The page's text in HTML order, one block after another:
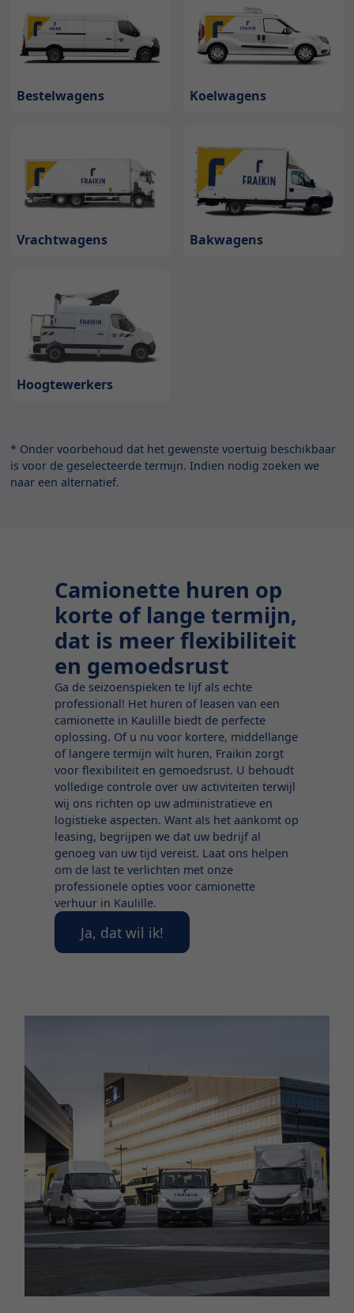
Bestelwagens Koelwagens
Vrachtwagens Bakwagens
Hoogtewerkers
* Onder voorbehoud dat het gewenste voertuig beschikbaar
is voor de geselecteerde termijn. Indien nodig zoeken we
naar een alternatief.
Camionette huren op
korte of lange termijn,
dat is meer flexibiliteit
en gemoedsrust
Ga de seizoenspieken te lijf als echte
professional! Het huren of leasen van een
camionette in Kaulille biedt de perfecte
oplossing. Of u nu voor kortere, middellange
of langere termijn wilt huren, Fraikin zorgt
voor flexibiliteit en gemoedsrust. U behoudt
volledige controle over uw activiteiten terwijl
wij ons richten op uw administratieve en
logistieke aspecten. Want als het aankomt op
leasing, begrijpen we dat uw bedrijf al
genoeg van uw tijd vereist. Laat ons helpen
om de last te verlichten met onze
professionele opties voor camionette
verhuur in Kaulille.
Ja, dat wil ik!